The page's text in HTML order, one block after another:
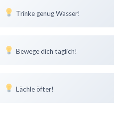
Trinke genug Wasser!
Bewege dich täglich!
Lächle öfter!